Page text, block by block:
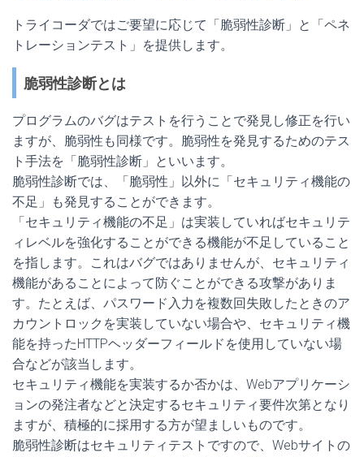
トライコーダではご要望に応じて「脆弱性診断」と「ペネ
トレーションテスト」を提供します。
脆弱性診断とは
プログラムのバグはテストを行うことで発見し修正を行い
ますが、脆弱性も同様です。脆弱性を発見するためのテス
ト手法を「脆弱性診断」といいます。
脆弱性診断では、「脆弱性」以外に「セキュリティ機能の
不足」も発見することができます。
「セキュリティ機能の不足」は実装していればセキュリテ
ィレベルを強化することができる機能が不足していること
を指します。これはバグではありませんが、セキュリティ
機能があることによって防ぐことができる攻撃がありま
す。たとえば、パスワード入力を複数回失敗したときのア
カウントロックを実装していない場合や、セキュリティ機
能を持ったHTTPヘッダーフィールドを使用していない場
合などが該当します。
セキュリティ機能を実装するか否かは、Webアプリケーシ
ョンの発注者などと決定するセキュリティ要件次第となり
ますが、積極的に採用する方が望ましいものです。
脆弱性診断はセキュリティテストですので、Webサイトの